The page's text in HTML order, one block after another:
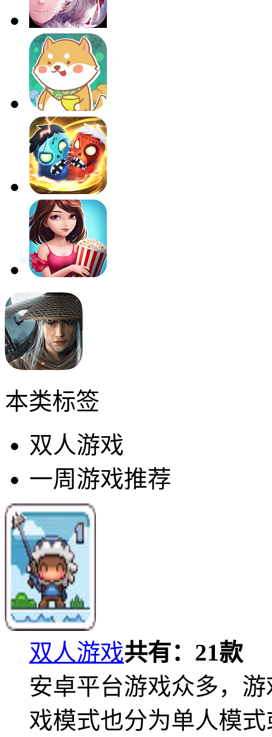
本类标签
双人游戏
一周游戏推荐
双人游戏共有： 21款
安卓平台游戏众多，
戏模式也分为单人模